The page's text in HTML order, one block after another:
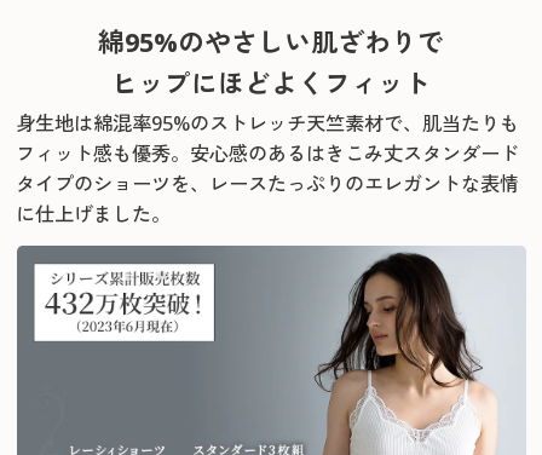
綿95%のやさしい肌ざわりで
ヒップにほどよくフィット
身生地は綿混率95%のストレッチ天竺素材で、肌当たりも
フィット感も優秀。 安心感のあるはきこみ丈スタンダード
タイプのショーツを、レースたっぷりのエレガントな表情
に仕上げました。